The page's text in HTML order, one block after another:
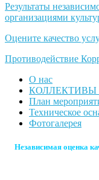
Результаты
организациями
Оцените качество
Противодействие
О нас
КОЛЛЕКТИВЫ
План
Техническое
Фотогалерея
Независимая оценка